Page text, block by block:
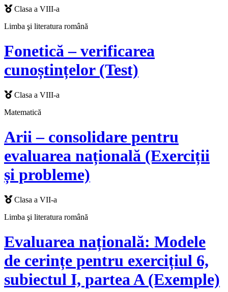
Clasa a VIII-a
Limba şi literatura română
Fonetică – verificarea
cunoștințelor (Test)
Clasa a VIII-a
Matematică
Arii – consolidare pentru
evaluarea națională (Exerciții
și probleme)
Clasa a VII-a
Limba şi literatura română
Evaluarea națională: Modele
de cerințe pentru exercițiul 6,
subiectul I, partea A (Exemple)